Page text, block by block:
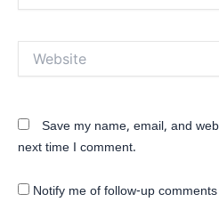
Save my name, email, and
next time I comment.
Notify me of follow-up